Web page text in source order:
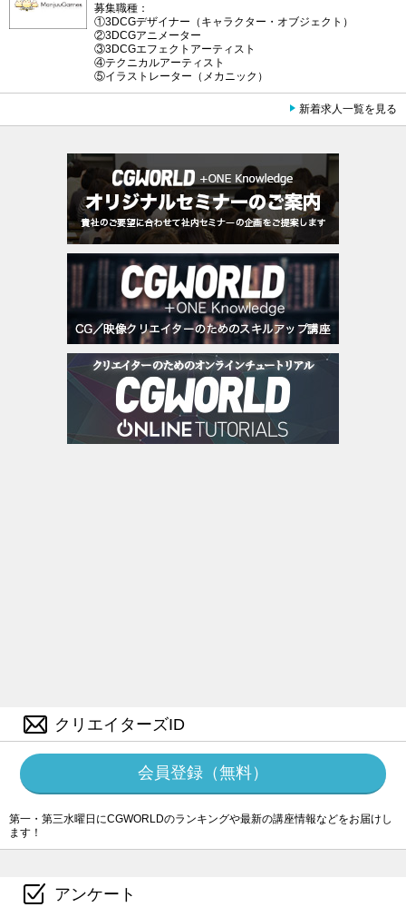
募集職種：
①3DCGデザイナー（キャラクター・オブジェクト）
②3DCGアニメーター
③3DCGエフェクトアーティスト
④テクニカルアーティスト
⑤イラストレーター（メカニック）
新着求人一覧を見る
クリエイターズID
会員登録（無料）
第一・第三水曜日にCGWORLDのランキングや最新の講座情報などをお届けし
ます！
アンケート